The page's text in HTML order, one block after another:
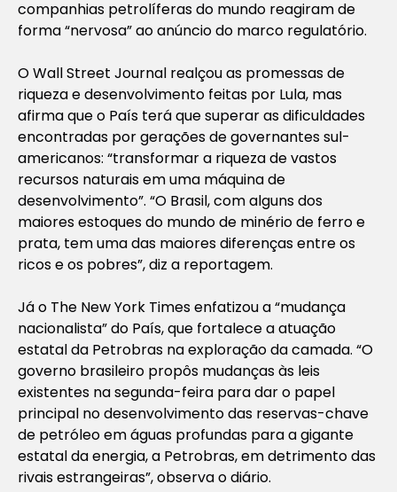
companhias petrolíferas do mundo reagiram de
forma “nervosa” ao anúncio do marco regulatório.
O Wall Street Journal realçou as promessas de
riqueza e desenvolvimento feitas por Lula, mas
afirma que o País terá que superar as dificuldades
encontradas por gerações de governantes sul-
americanos: “transformar a riqueza de vastos
recursos naturais em uma máquina de
desenvolvimento”. “O Brasil, com alguns dos
maiores estoques do mundo de minério de ferro e
prata, tem uma das maiores diferenças entre os
ricos e os pobres”, diz a reportagem.
Já o The New York Times enfatizou a “mudança
nacionalista” do País, que fortalece a atuação
estatal da Petrobras na exploração da camada. “O
governo brasileiro propôs mudanças às leis
existentes na segunda-feira para dar o papel
principal no desenvolvimento das reservas-chave
de petróleo em águas profundas para a gigante
estatal da energia, a Petrobras, em detrimento das
rivais estrangeiras”, observa o diário.